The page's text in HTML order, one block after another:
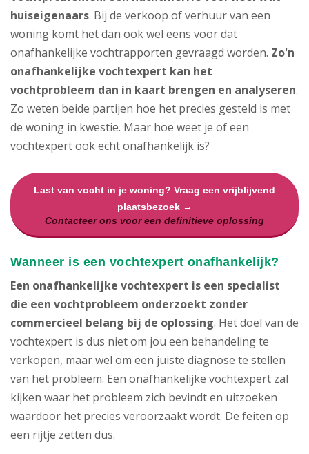
huiseigenaars. Bij de verkoop of verhuur van een
woning komt het dan ook wel eens voor dat
onafhankelijke vochtrapporten gevraagd worden. Zo'n
onafhankelijke vochtexpert kan het
vochtprobleem dan in kaart brengen en analyseren.
Zo weten beide partijen hoe het precies gesteld is met
de woning in kwestie. Maar hoe weet je of een
vochtexpert ook echt onafhankelijk is?
Last van vocht in je woning? Vraag een vrijblijvend
plaatsbezoek →
Contacteer ons voor een definitieve oplossing
Wanneer is een vochtexpert onafhankelijk?
Een onafhankelijke vochtexpert is een specialist
die een vochtprobleem onderzoekt zonder
commercieel belang bij de oplossing. Het doel van de
vochtexpert is dus niet om jou een behandeling te
verkopen, maar wel om een juiste diagnose te stellen
van het probleem. Een onafhankelijke vochtexpert zal
kijken waar het probleem zich bevindt en uitzoeken
waardoor het precies veroorzaakt wordt. De feiten op
een rijtje zetten dus.